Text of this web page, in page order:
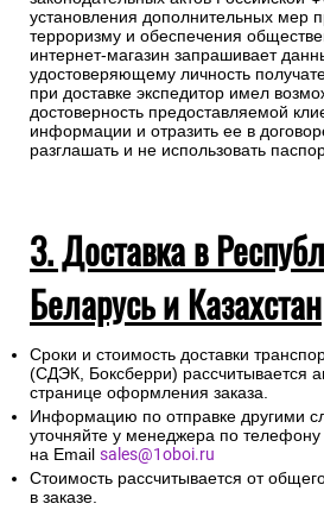
установления дополнительных мер
терроризму и обеспечения
интернет-магазин запрашивает
удостоверяющему личность
при доставке экспедитор имел
достоверность предоставляемой
информации и отразить ее в
разглашать и не использовать
3. Доставка в
Беларусь и Казахстан
Сроки и стоимость доставки
(СДЭК, Боксберри) рассчитывается
странице оформления заказа.
Информацию по отправке другими
уточняйте у менеджера по телефону
на Email sales@1oboi.ru
Стоимость рассчитывается от
в заказе.